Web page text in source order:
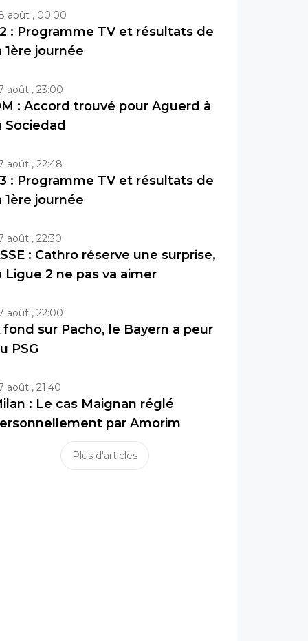
août , 00:00
: Programme TV et résultats de
1ère journée
août , 23:00
: Accord trouvé pour Aguerd à
Sociedad
août , 22:48
: Programme TV et résultats de
1ère journée
août , 22:30
: Cathro réserve une surprise,
Ligue 2 ne pas va aimer
août , 22:00
fond sur Pacho, le Bayern a peur
PSG
août , 21:40
: Le cas Maignan réglé
par Amorim
Plus d'articles